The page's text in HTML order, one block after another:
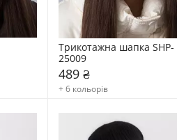
Трикотажна шапка SHP-
25009
489 ₴
+ 6 кольорів